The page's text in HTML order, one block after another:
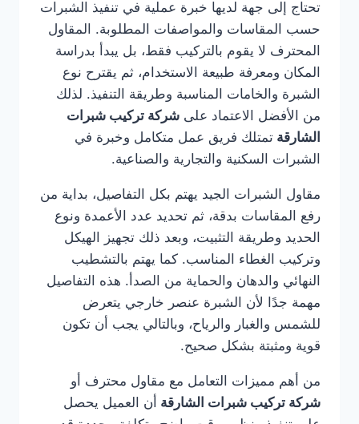
تحتاج إلى جهة لديها خبرة عملية في تنفيذ الشبرات
حسب المقاسات والمواصفات المطلوبة. المقاول
المحترف لا يقوم بالتركيب فقط، بل يبدأ بدراسة
المكان ومعرفة طبيعة الاستخدام، ثم يقترح نوع
الشبرة والخامات المناسبة وطريقة التنفيذ. لذلك
من الأفضل الاعتماد على شركة تركيب شبرات
الشارقة تمتلك فريق عمل متكامل وخبرة في
الشبرات السكنية والتجارية والصناعية.
مقاول الشبرات الجيد يهتم بكل التفاصيل، بداية من
رفع المقاسات بدقة، ثم تحديد عدد الأعمدة ونوع
الحديد وطريقة التثبيت، وبعد ذلك تجهيز الهيكل
وتركيب الغطاء المناسب. كما يهتم بالتشطيب
النهائي والدهان والحماية من الصدأ. هذه التفاصيل
مهمة جدًا لأن الشبرة عنصر خارجي يتعرض
للشمس والغبار والرياح، وبالتالي يجب أن تكون
قوية ومثبتة بشكل صحيح.
من أهم مميزات التعامل مع مقاول محترف أو
شركة تركيب شبرات الشارقة أن العميل يحصل